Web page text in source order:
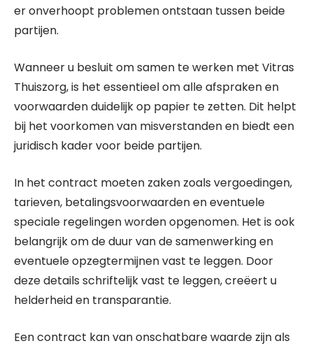
er onverhoopt problemen ontstaan tussen beide
partijen.
Wanneer u besluit om samen te werken met Vitras
Thuiszorg, is het essentieel om alle afspraken en
voorwaarden duidelijk op papier te zetten. Dit helpt
bij het voorkomen van misverstanden en biedt een
juridisch kader voor beide partijen.
In het contract moeten zaken zoals vergoedingen,
tarieven, betalingsvoorwaarden en eventuele
speciale regelingen worden opgenomen. Het is ook
belangrijk om de duur van de samenwerking en
eventuele opzegtermijnen vast te leggen. Door
deze details schriftelijk vast te leggen, creëert u
helderheid en transparantie.
Een contract kan van onschatbare waarde zijn als